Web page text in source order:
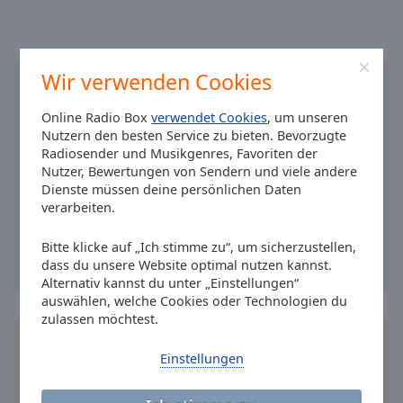
Wir verwenden Cookies
Online Radio Boxverwendet Cookies, um unseren
Nutzern den besten Service zu bieten. Bevorzugte
Radiosender und Musikgenres, Favoriten der
Nutzer, Bewertungen von Sendern und viele andere
Dienste müssen deine persönlichen Daten
verarbeiten.
Bitte klicke auf „Ich stimme zu“, um sicherzustellen,
dass du unsere Website optimal nutzen kannst.
Alternativ kannst du unter „Einstellungen“
auswählen, welche Cookies oder Technologien du
zulassen möchtest.
Einstellungen
Opacity
Smartphone die Online Radio Box-App und hören